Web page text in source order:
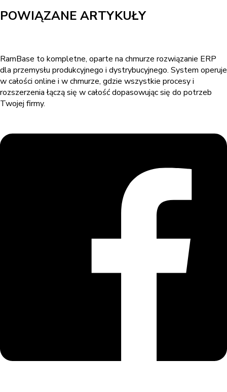
POWIĄZANE ARTYKUŁY
RamBase to kompletne, oparte na chmurze rozwiązanie ERP
dla przemysłu produkcyjnego i dystrybucyjnego. System operuje
w całości online i w chmurze, gdzie wszystkie procesy i
rozszerzenia łączą się w całość dopasowując się do potrzeb
Twojej firmy.